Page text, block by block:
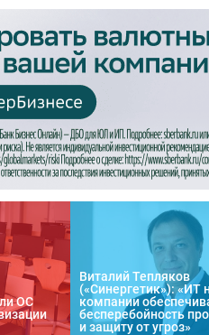
ОС
Виталий Тепляков
(«Синергетик»): «ИТ
компании
бесперебойность
и защиту от угроз»